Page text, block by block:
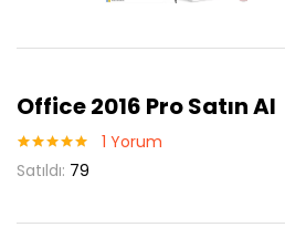
Office 2016 Pro Satın Al
müşteri
puanına
5.00puan
1 Yorum
Satıldı: 79